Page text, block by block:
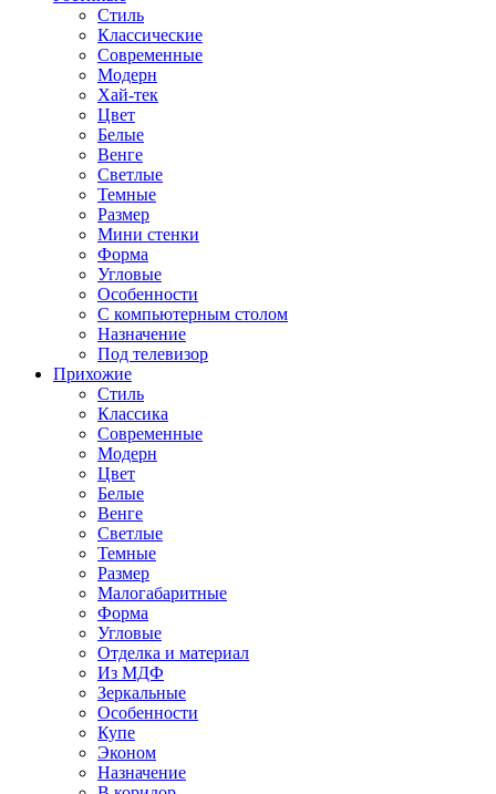
Стиль
Классические
Современные
Модерн
Хай-тек
Цвет
Белые
Венге
Светлые
Темные
Размер
Мини стенки
Форма
Угловые
Особенности
С компьютерным столом
Назначение
Под телевизор
Прихожие
Стиль
Классика
Современные
Модерн
Цвет
Белые
Венге
Светлые
Темные
Размер
Малогабаритные
Форма
Угловые
Отделка и материал
Из МДФ
Зеркальные
Особенности
Купе
Эконом
Назначение